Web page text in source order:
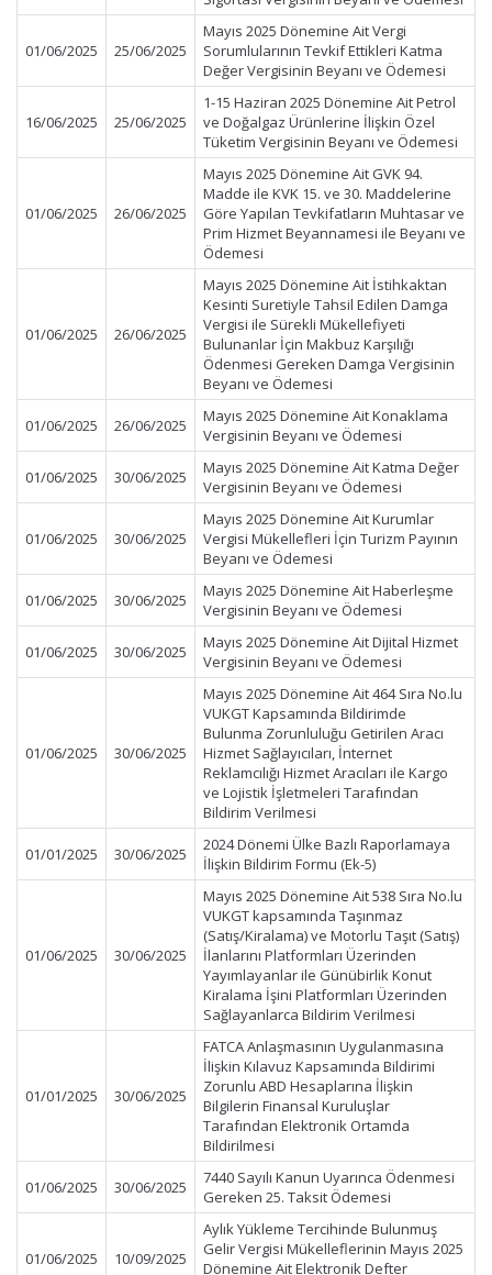
01/06/2025 25/06/2025
Mayıs 2025 Dönemine Ait Vergi
Sorumlularının Tevkif Ettikleri Katma
Değer Vergisinin Beyanı ve Ödemesi
16/06/2025 25/06/2025
1-15 Haziran 2025 Dönemine Ait Petrol
ve Doğalgaz Ürünlerine İlişkin Özel
Tüketim Vergisinin Beyanı ve Ödemesi
01/06/2025 26/06/2025
Mayıs 2025 Dönemine Ait GVK 94.
Madde ile KVK 15. ve 30. Maddelerine
Göre Yapılan Tevkifatların Muhtasar ve
Prim Hizmet Beyannamesi ile Beyanı ve
Ödemesi
01/06/2025 26/06/2025
Mayıs 2025 Dönemine Ait İstihkaktan
Kesinti Suretiyle Tahsil Edilen Damga
Vergisi ile Sürekli Mükellefiyeti
Bulunanlar İçin Makbuz Karşılığı
Ödenmesi Gereken Damga Vergisinin
Beyanı ve Ödemesi
01/06/2025 26/06/2025
Mayıs 2025 Dönemine Ait Konaklama
Vergisinin Beyanı ve Ödemesi
01/06/2025 30/06/2025
Mayıs 2025 Dönemine Ait Katma Değer
Vergisinin Beyanı ve Ödemesi
01/06/2025 30/06/2025
Mayıs 2025 Dönemine Ait Kurumlar
Vergisi Mükellefleri İçin Turizm Payının
Beyanı ve Ödemesi
01/06/2025 30/06/2025
Mayıs 2025 Dönemine Ait Haberleşme
Vergisinin Beyanı ve Ödemesi
01/06/2025 30/06/2025
Mayıs 2025 Dönemine Ait Dijital Hizmet
Vergisinin Beyanı ve Ödemesi
01/06/2025 30/06/2025
Mayıs 2025 Dönemine Ait 464 Sıra No.lu
VUKGT Kapsamında Bildirimde
Bulunma Zorunluluğu Getirilen Aracı
Hizmet Sağlayıcıları, İnternet
Reklamcılığı Hizmet Aracıları ile Kargo
ve Lojistik İşletmeleri Tarafından
Bildirim Verilmesi
01/01/2025 30/06/2025
2024 Dönemi Ülke Bazlı Raporlamaya
İlişkin Bildirim Formu (Ek-5)
01/06/2025 30/06/2025
Mayıs 2025 Dönemine Ait 538 Sıra No.lu
VUKGT kapsamında Taşınmaz
(Satış/Kiralama) ve Motorlu Taşıt (Satış)
İlanlarını Platformları Üzerinden
Yayımlayanlar ile Günübirlik Konut
Kiralama İşini Platformları Üzerinden
Sağlayanlarca Bildirim Verilmesi
01/01/2025 30/06/2025
FATCA Anlaşmasının Uygulanmasına
İlişkin Kılavuz Kapsamında Bildirimi
Zorunlu ABD Hesaplarına İlişkin
Bilgilerin Finansal Kuruluşlar
Tarafından Elektronik Ortamda
Bildirilmesi
01/06/2025 30/06/2025
7440 Sayılı Kanun Uyarınca Ödenmesi
Gereken 25. Taksit Ödemesi
01/06/2025 10/09/2025
Aylık Yükleme Tercihinde Bulunmuş
Gelir Vergisi Mükelleflerinin Mayıs 2025
Dönemine Ait Elektronik Defter